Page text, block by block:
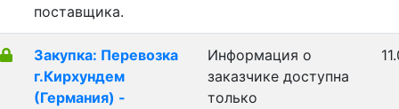
поставщика.
Закупка: Перевозка
г.Кирхундем
(Германия) -
Информация о
заказчике доступна
только